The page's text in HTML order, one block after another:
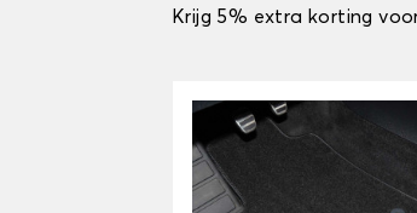
Krijg 5% extra korting